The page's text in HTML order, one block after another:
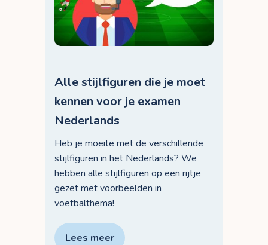
Alle stijlfiguren die je moet
kennen voor je examen
Nederlands
Heb je moeite met de verschillende
stijlfiguren in het Nederlands? We
hebben alle stijlfiguren op een rijtje
gezet met voorbeelden in
voetbalthema!
Lees meer